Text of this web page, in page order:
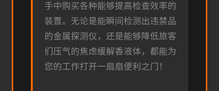
手中购买各种能够提高检查效率的
装置。无论是能瞬间检测出违禁品
的金属探测仪，还是能够降低旅客
们压气的焦虑缓解香液体，都能为
您的工作打开一扇扇便利之门！